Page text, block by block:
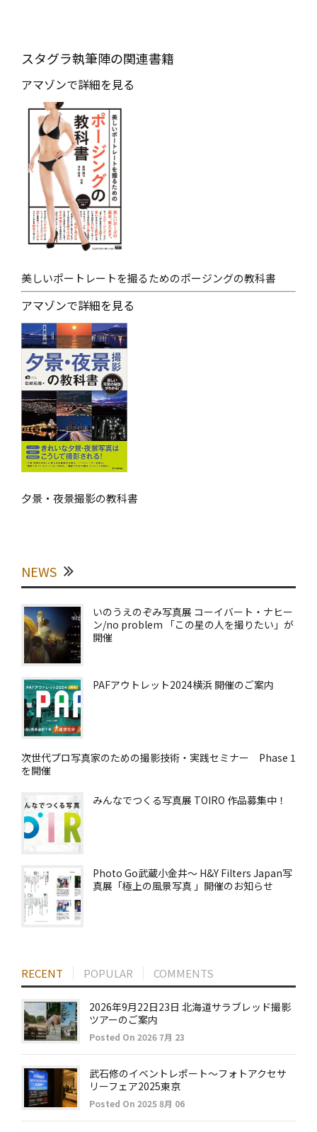
スタグラ執筆陣の関連書籍
アマゾンで詳細を見る
美しいポートレートを撮るためのポージングの教科書
アマゾンで詳細を見る
夕景・夜景撮影の教科書
NEWS
いのうえのぞみ写真展 コーイバート・ナヒー
ン/no problem 「この星の人を撮りたい」が
開催
PAFアウトレット2024横浜 開催のご案内
次世代プロ写真家のための撮影技術・実践セミナー Phase 1
を開催
みんなでつくる写真展 TOIRO 作品募集中！
Photo Go武蔵小金井～ H&Y Filters Japan写
真展「極上の風景写真 」開催のお知らせ
RECENT POPULAR COMMENTS
2026年9月22日23日 北海道サラブレッド撮影
ツアーのご案内
Posted On 2026 7月 23
武石修のイベントレポート～フォトアクセサ
リーフェア2025東京
Posted On 2025 8月 06